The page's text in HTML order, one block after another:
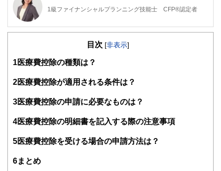
1級ファイナンシャルプランニング技能士 CFP®認定者
1級ファイナンシャルプランニング技能士 CFP®認定者
ル・プランナーです。
企業理念は「地域密着型、宮崎の人の役にたつ活動を行い、
目次 [非表示]
1 医療費控除の種類は？
2 医療費控除が適用される条件は？
3医療費控除の申請に必要なものは？
4医療費控除の明細書を記入する際の注意事項
5医療費控除を受ける場合の申請方法は？
6まとめ